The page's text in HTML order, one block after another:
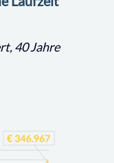
40 Jahre